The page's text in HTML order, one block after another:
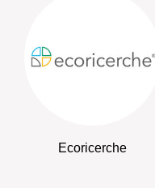
Ecoricerche